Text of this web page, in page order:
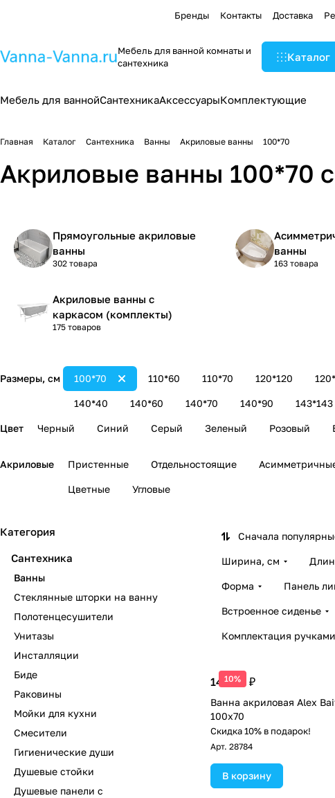
Бренды Контакты Доставка
Мебель для ванной комнаты и
сантехника
Каталог
Мебель для ваннойСантехникаАксессуарыКомплектующие
Главная Каталог Сантехника Ванны Акриловые ванны 100*70
Акриловые ванны 100*70
Прямоугольные акриловые
ванны
302 товара
ванны
163 товара
Акриловые ванны с
каркасом (комплекты)
175 товаров
Размеры, см 100*70 110*60 110*70 120*120
140*40 140*60 140*70 140*90 143*143
Цвет Черный Синий Серый Зеленый Розовый
Акриловые Пристенные Отдельностоящие
Цветные Угловые
Сначала
Ширина, см
Форма Панель
Встроенное сиденье
Комплектация ручками
10%
14 030 ₽
Ванна акриловая Alex
100х70
Скидка 10% в подарок!
Арт. 28784
В корзину
Категория
Сантехника
Ванны
Стеклянные шторки на ванну
Полотенцесушители
Унитазы
Инсталляции
Биде
Раковины
Мойки для кухни
Смесители
Гигиенические души
Душевые стойки
Душевые панели с